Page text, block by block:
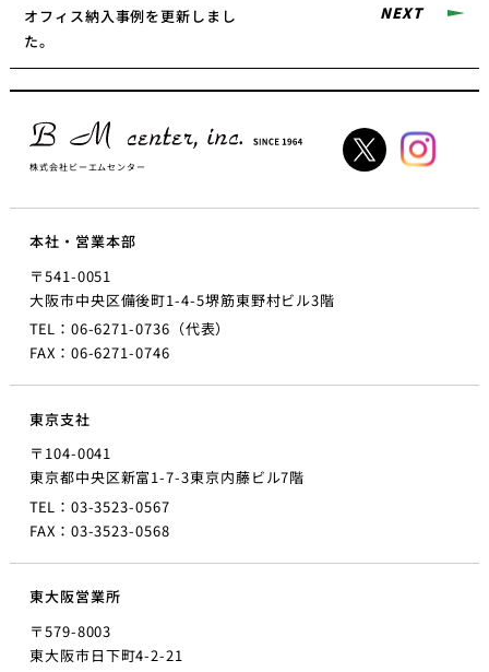
オフィス納入事例を更新しまし
た。
NEXT
株式会社ビーエムセンター
本社・営業本部
〒541-0051
大阪市中央区備後町1-4-5堺筋東野村ビル3階
TEL：06-6271-0736（代表）
FAX：06-6271-0746
東京支社
〒104-0041
東京都中央区新富1-7-3東京内藤ビル7階
TEL：03-3523-0567
FAX：03-3523-0568
東大阪営業所
〒579-8003
東大阪市日下町4-2-21